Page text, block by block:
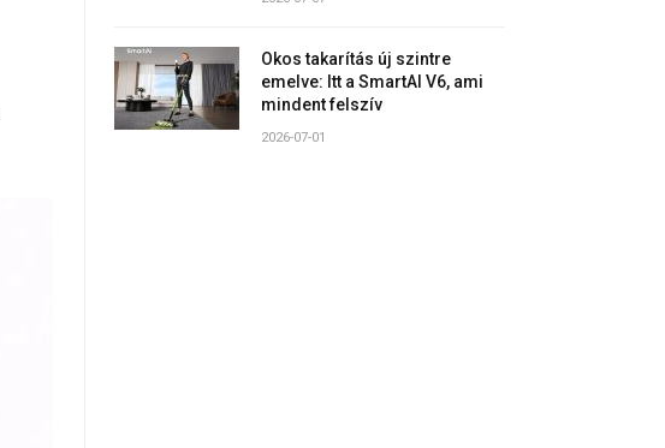
Okos takarítás új szintre
emelve: Itt a SmartAI V6, ami
mindent felszív
2026-07-01